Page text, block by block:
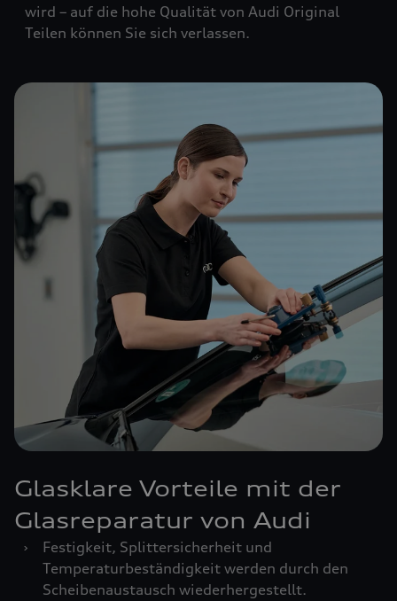
wird – auf die hohe Qualität von Audi Original
Teilen können Sie sich verlassen.
Glasklare Vorteile mit der
Glasreparatur von Audi
›
Festigkeit, Splittersicherheit und
Temperaturbeständigkeit werden durch den
Scheibenaustausch wiederhergestellt.